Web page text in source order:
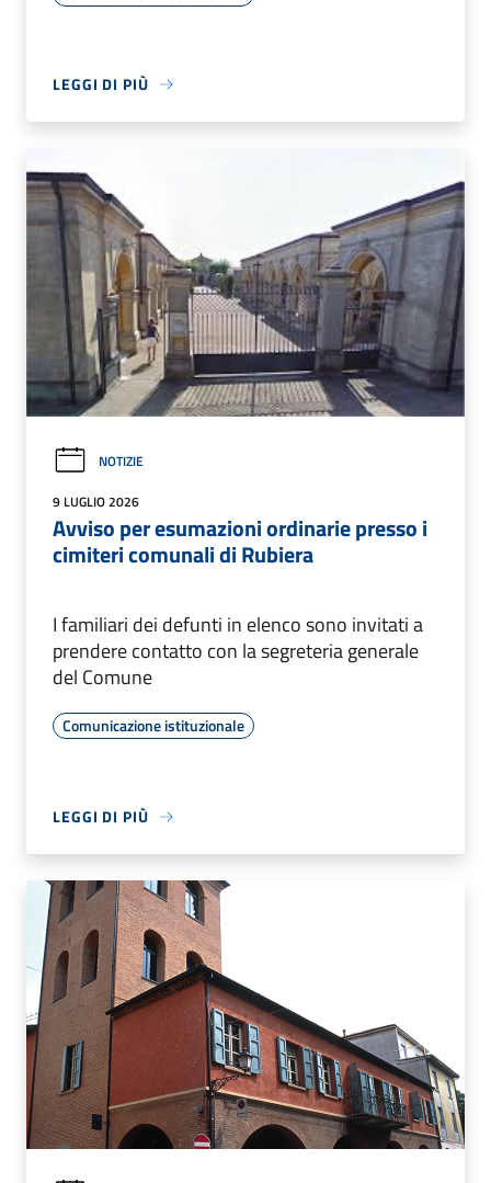
LEGGI DI PIÙ
NOTIZIE
9 LUGLIO 2026
Avviso per esumazioni ordinarie presso i
cimiteri comunali di Rubiera
I familiari dei defunti in elenco sono invitati a
prendere contatto con la segreteria generale
del Comune
Comunicazione istituzionale
LEGGI DI PIÙ